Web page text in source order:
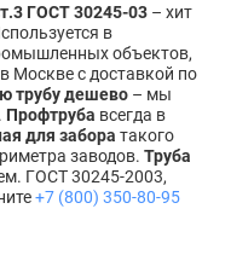
ГОСТ 30245-03 – хит
в
объектов,
в Москве с доставкой по
трубу дешево – мы
Профтруба всегда в
для забора такого
заводов. Труба
ГОСТ 30245-2003,
+7 (800) 350-80-95